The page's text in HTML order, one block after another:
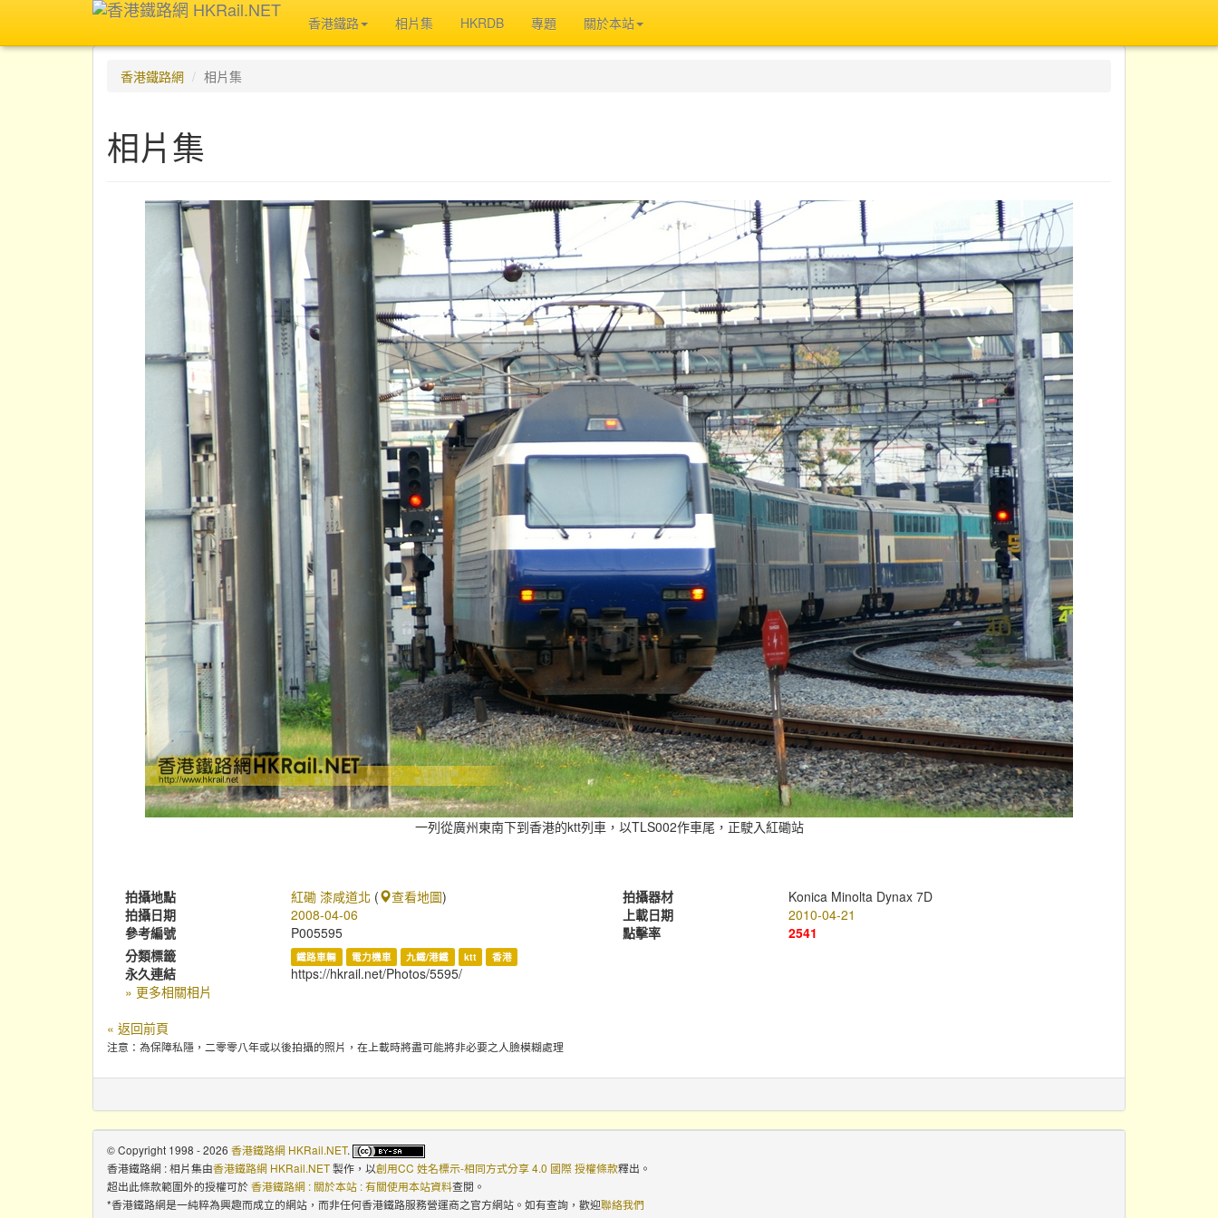
香港鐵路 相片集 HKRDB 專題 關於本站
香港鐵路網 相片集
相片集
一列從廣州東南下到香港的ktt列車，以TLS002作車尾，正駛入紅磡站
拍攝地點 紅磡 漆咸道北 ( 查看地圖) 拍攝器材
Konica Minolta Dynax 7D
拍攝日期
2008-04-06 上載日期
2010-04-21
參考編號
P005595 點擊率
2541
分類標籤
鐵路車輛 電力機車 九鐵/港鐵 ktt 香港
永久連結
https://hkrail.net/Photos/5595/
» 更多相關相片
« 返回前頁
注意：為保障私隱，二零零八年或以後拍攝的照片，在上載時將盡可能將非必要之人臉模糊處理
© Copyright 1998 - 2026 香港鐵路網 HKRail.NET.
香港鐵路網 : 相片集由香港鐵路網 HKRail.NET製作，以創用CC 姓名標示-相同方式分享 4.0 國際 授權條款釋出。
超出此條款範圍外的授權可於香港鐵路網 : 關於本站 : 有關使用本站資料查閱。
*香港鐵路網是一純粹為興趣而成立的網站，而非任何香港鐵路服務營運商之官方網站。如有查詢，歡迎聯絡我們